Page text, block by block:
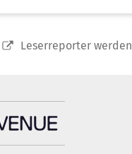
Leserreporter werden